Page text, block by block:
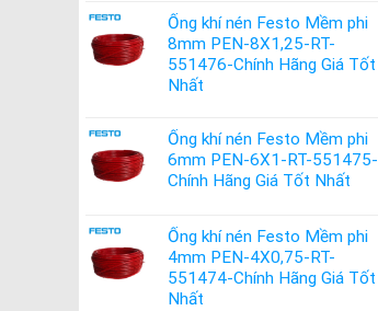
Ống khí nén Festo Mềm phi
8mm PEN-8X1,25-RT-
551476-Chính Hãng Giá Tốt
Nhất
Ống khí nén Festo Mềm phi
6mm PEN-6X1-RT-551475-
Chính Hãng Giá Tốt Nhất
Ống khí nén Festo Mềm phi
4mm PEN-4X0,75-RT-
551474-Chính Hãng Giá Tốt
Nhất